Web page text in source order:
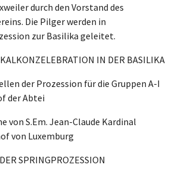
durch den Vorstand des
Die Pilger werden in
zur Basilika geleitet.
IN DER BASILIKA
der Prozession für die Gruppen A-I
der Abtei
von S.Em. Jean-Claude Kardinal
von Luxemburg
SPRINGPROZESSION